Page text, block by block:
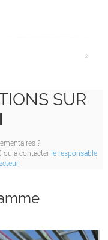
SUR
?
ou à contacter le responsable